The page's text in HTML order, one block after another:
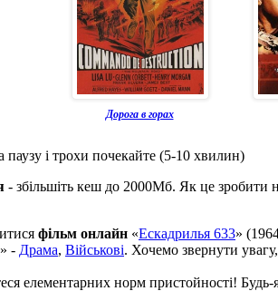
Дорога в горах
паузу і трохи почекайте (5-10 хвилин)
- збільшіть кеш до 2000Мб. Як це зробити
фільм онлайн «Ескадрилья 633»
» - Драма, Військові. Хочемо звернути
елементарних норм пристойності! Будь-